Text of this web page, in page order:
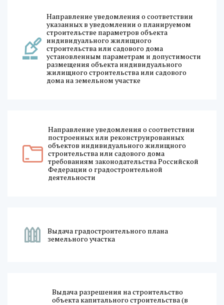
Направление уведомления о соответствии
указанных в уведомлении о планируемом
строительстве параметров объекта
индивидуального жилищного
строительства или садового дома
установленным параметрам и допустимости
размещения объекта индивидуального
жилищного строительства или садового
дома на земельном участке
Направление уведомления о соответствии
построенных или реконструированных
объектов индивидуального жилищного
строительства или садового дома
требованиям законодательства Российской
Федерации о градостроительной
деятельности
Выдача градостроительного плана
земельного участка
Выдача разрешения на строительство
объекта капитального строительства (в